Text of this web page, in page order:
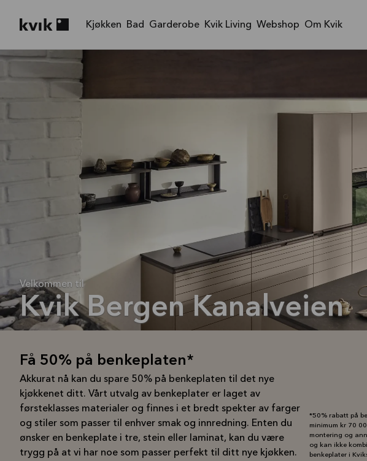
Kjøkken Bad Garderobe Kvik Living Webshop Om Kvik
Velkommen til
Kvik Bergen Kanalveien
Få 50% på benkeplaten*
Akkurat nå kan du spare 50% på benkeplaten til det nye
kjøkkenet ditt. Vårt utvalg av benkeplater er laget av
førsteklasses materialer og finnes i et bredt spekter av farger
og stiler som passer til enhver smak og innredning. Enten du
ønsker en benkeplate i tre, stein eller laminat, kan du være
trygg på at vi har noe som passer perfekt til ditt nye kjøkken.
*50% rabatt på
minimum kr 70
montering og
og kan ikke
benkeplater i